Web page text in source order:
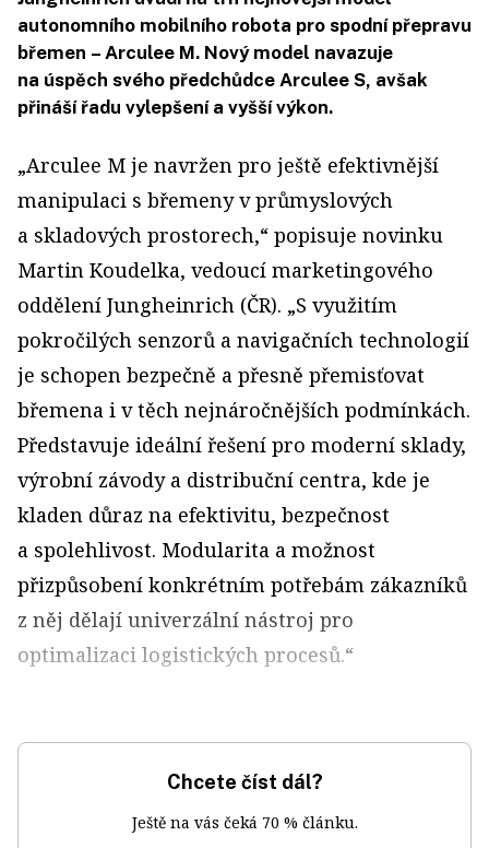
autonomního mobilního robota pro spodní přepravu
břemen – Arculee M. Nový model navazuje
na úspěch svého předchůdce Arculee S, avšak
přináší řadu vylepšení a vyšší výkon.
„Arculee M je navržen pro ještě efektivnější
manipulaci s břemeny v průmyslových
a skladových prostorech,“ popisuje novinku
Martin Koudelka, vedoucí marketingového
oddělení Jungheinrich (ČR). „S využitím
pokročilých senzorů a navigačních technologií
je schopen bezpečně a přesně přemisťovat
břemena i v těch nejnáročnějších podmínkách.
Představuje ideální řešení pro moderní sklady,
výrobní závody a distribuční centra, kde je
kladen důraz na efektivitu, bezpečnost
a spolehlivost. Modularita a možnost
přizpůsobení konkrétním potřebám zákazníků
z něj dělají univerzální nástroj pro
optimalizaci logistických procesů.“
Chcete číst dál?
Ještě na vás čeká 70 % článku.